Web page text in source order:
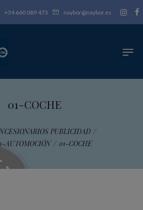
+34 660 089 473 naybor@naybor.es
01-COCHE
PUBLICIDAD /
AUTOMOCIÓN / 01-COCHE